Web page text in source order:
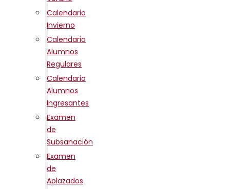
Calendario
Invierno
Calendario
Alumnos
Regulares
Calendario
Alumnos
Ingresantes
Examen
de
Subsanación
Examen
de
Aplazados